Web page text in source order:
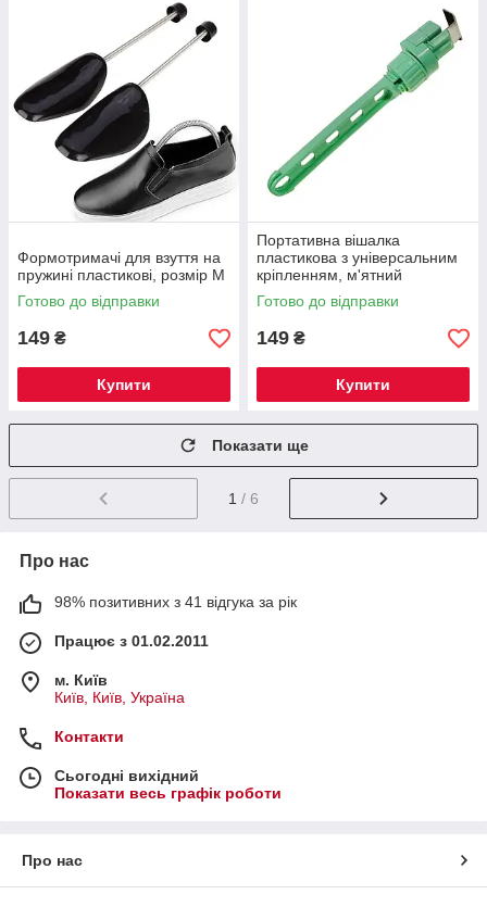
Формотримачі для взуття на
пружині пластикові, розмір М
Готово до відправки
149 ₴
Купити
Портативна вішалка
пластикова з універсальним
кріпленням, м'ятний
Готово до відправки
149 ₴
Купити
Показати ще
1 / 6
Про нас
98% позитивних з 41 відгука за рік
Працює з 01.02.2011
м. Київ
Київ, Київ, Україна
Контакти
Сьогодні вихідний
Показати весь графік роботи
Про нас